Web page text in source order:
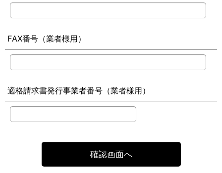
FAX番号（業者様用）
適格請求書発行事業者番号（業者様用）
確認画面へ